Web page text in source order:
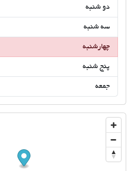
دو شنبه
سه شنبه
چهارشنبه
پنج شنبه
جمعه